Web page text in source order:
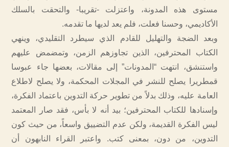
مستوى هذه المدونة، واعتزلت -تقريبا- والتحقت بالسلك
الأكاديمي، وحسنا فعلت، فلم يعد لديها ما تقدمه.
وبعد الضجة والتهليل للقادم الذي سيطرد التقليدي، وينهي
الكتاب المحترفين، الذين تجاوزهم الزمن، وتمضمض عليهم
واستنشق، انتهت “المدونات” إلى مقالات، بعضها جاء عبوسا
قمطريرا يصلح للنشر في المجلات المحكمة، ولا يصلح لاطلاع
العامة عليه، وذلك بدلاً من تطوير حركة التدوين باعتماد الفكرة،
وإسنادها للكتاب المحترفين؛ بيد أنه لا بأس، فقد صار المعتمد
ليس الفكرة القديمة، ولكن عدم التضييق واسعاً، من حيث كون
التدوين، من دون، بمعنى كتب. واعتبر القراء النابهون أن